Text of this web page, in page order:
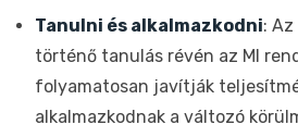
Tanulni és alkalmazkodni:
történő tanulás révén az MI
folyamatosan javítják
alkalmazkodnak a változó